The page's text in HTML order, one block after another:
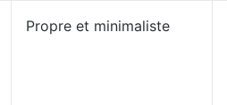
Propre et minimaliste